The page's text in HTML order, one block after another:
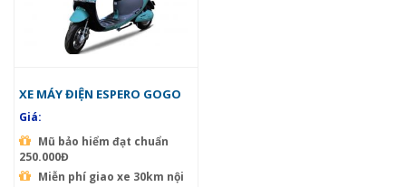
XE MÁY ĐIỆN ESPERO GOGO
Giá:
Mũ bảo hiểm đạt chuẩn
250.000Đ
Miễn phí giao xe 30km nội